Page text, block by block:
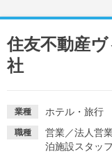
採用情報を探す
住友不動産
社
業種 ホテル・旅行
職種 営業／法人営
泊施設スタッフ